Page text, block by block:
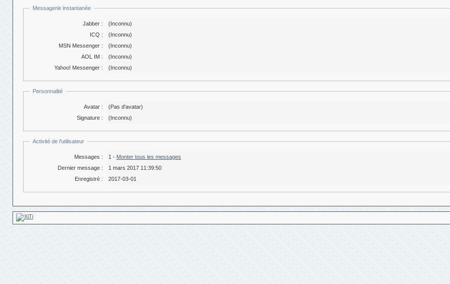
Messagerie instantanée
Jabber :
(Inconnu)
ICQ :
(Inconnu)
MSN Messenger :
(Inconnu)
AOL IM :
(Inconnu)
Yahoo! Messenger :
(Inconnu)
Personnalité
Avatar :
(Pas d'avatar)
Signature :
(Inconnu)
Activité de l'utilisateur
Messages : 1 - Monter tous les messages
Dernier message :
1 mars 2017 11:39:50
Enregistré :
2017-03-01